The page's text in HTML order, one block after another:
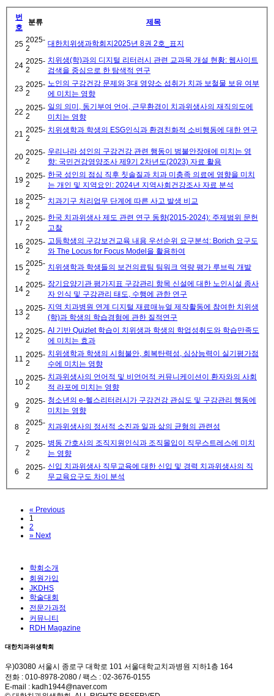
번
호
분류 제목
25 2025-
2
대한치위생과학회지2025년 8권 2호_표지
24 2025-
2
치위생(학)과의 디지털 리터러시 관련 교과목 개설 현황: 웹사이트
검색을 중심으로 한 탐색적 연구
23 2025-
2
노인의 구강건강 문제와 3대 영양소 섭취가 치과 보철물 보유 여부
에 미치는 영향
22 2025-
2
일의 의미, 동기부여 언어, 근무환경이 치과위생사의 재직의도에
미치는 영향
21 2025-
2
치위생학과 학생의 ESG인식과 환경친화적 소비행동에 대한 연구
20 2025-
2
우리나라 성인의 구강건강 관련 행동이 범불안장애에 미치는 영
향: 국민건강영양조사 제9기 2차년도(2023) 자료 활용
19 2025-
2
한국 성인의 점심 직후 칫솔질과 치과 미충족 의료에 영향을 미치
는 개인 및 지역요인: 2024년 지역사회건강조사 자료 분석
18 2025-
2
치과기구 처리업무 단계에 따른 사고 발생 비교
17 2025-
2
한국 치과위생사 제도 관련 연구 동향(2015-2024): 주제범위 문헌
고찰
16 2025-
2
고등학생의 구강보건교육 내용 우선순위 요구분석: Borich 요구도
와 The Locus for Focus Model을 활용하여
15 2025-
2
치위생학과 학생들의 보건의료팀 팀워크 역량 평가 루브릭 개발
14 2025-
2
장기요양기관 평가지표 구강관리 항목 신설에 대한 노인시설 종사
자 인식 및 구강관리 태도, 수행에 관한 연구
13 2025-
2
지역 치과병원 연계 디지털 재료매뉴얼 제작활동에 참여한 치위생
(학)과 학생의 학습경험에 관한 질적연구
12 2025-
2
AI 기반 Quizlet 학습이 치위생과 학생의 학업성취도와 학습만족도
에 미치는 효과
11 2025-
2
치위생학과 학생의 시험불안, 회복탄력성, 심상능력이 실기평가점
수에 미치는 영향
10 2025-
2
치과위생사의 언어적 및 비언어적 커뮤니케이션이 환자와의 사회
적 라포에 미치는 영향
9
2025-
2
청소년의 e-헬스리터러시가 구강건강 관심도 및 구강관리 행동에
미치는 영향
8
2025-
2
치과위생사의 정서적 소진과 일과 삶의 균형의 관련성
7
2025-
2
병동 간호사의 조직지원인식과 조직몰입이 직무스트레스에 미치
는 영향
6
2025-
2
신입 치과위생사 직무교육에 대한 신입 및 경력 치과위생사의 직
무교육요구도 차이 분석
« Previous
1
2
» Next
학회소개
회원가입
JKDHS
학술대회
전문가과정
커뮤니티
RDH Magazine
대한치과위생학회
우)03080 서울시 종로구 대학로 101 서울대학교치과병원 지하1층 164
전화 : 010-8978-2080 / 팩스 : 02-3676-0155
E-mail : kadh1944@naver.com